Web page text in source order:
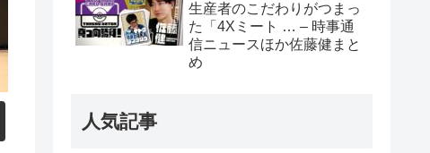
生産者のこだわりがつまっ
た「4Xミート … – 時事通
信ニュースほか佐藤健まと
め
人気記事